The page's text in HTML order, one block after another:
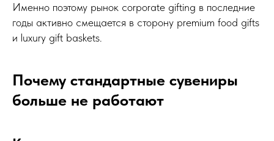
Именно поэтому рынок corporate gifting в последние
годы активно смещается в сторону premium food gifts
и luxury gift baskets.
Почему стандартные сувениры
больше не работают